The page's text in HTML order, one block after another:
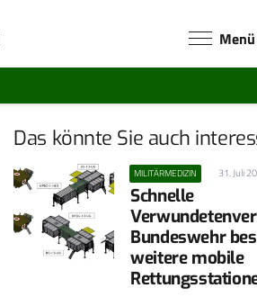
Menü
Das könnte Sie auch
MILITÄRMEDIZIN 31. Juli
Schnelle
Bundeswehr
weitere mobile